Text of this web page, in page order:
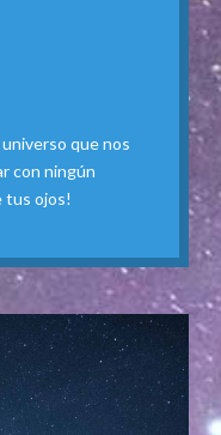
que nos
con ningún
tus ojos!
astros,